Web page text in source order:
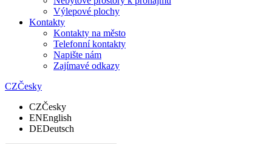
Výlepové plochy
Kontakty
Kontakty na město
Telefonní kontakty
Napište nám
Zajímavé odkazy
CZČesky
CZČesky
ENEnglish
DEDeutsch